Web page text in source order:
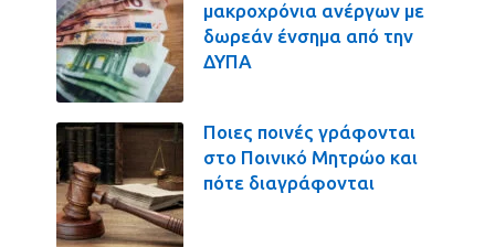
μακροχρόνια ανέργων με
δωρεάν ένσημα από την
ΔΥΠΑ
Ποιες ποινές γράφονται
στο Ποινικό Μητρώο και
πότε διαγράφονται